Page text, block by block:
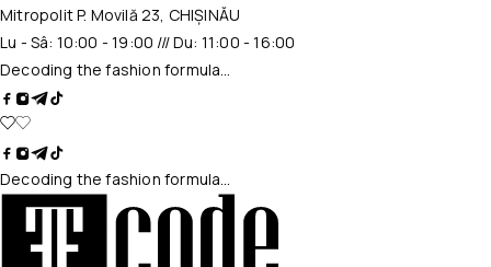
Mitropolit P. Movilă 23, CHIȘINĂU
Lu - Sâ: 10:00 - 19:00 /// Du: 11:00 - 16:00
Decoding the fashion formula…
Decoding the fashion formula…